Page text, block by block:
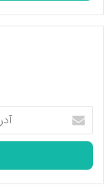
آدرس
ایمیل
خود
وارد